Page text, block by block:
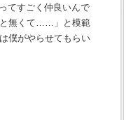
てすごく仲良いんで
と無くて……」と模範
僕がやらせてもらい